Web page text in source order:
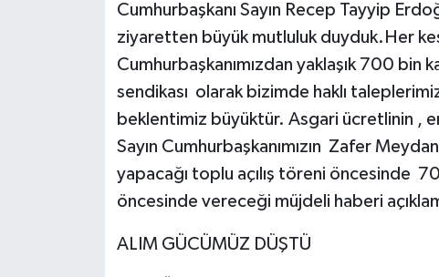
Cumhurbaşkanı Sayın Recep Tayyip
ziyaretten büyük mutluluk duyduk.Her
Cumhurbaşkanımızdan yaklaşık 700 bin
sendikası olarak bizimde haklı
beklentimiz büyüktür. Asgari ücretlinin ,
Sayın Cumhurbaşkanımızın Zafer
yapacağı toplu açılış töreni öncesinde
öncesinde vereceği müjdeli haberi
ALIM GÜCÜMÜZ DÜŞTÜ